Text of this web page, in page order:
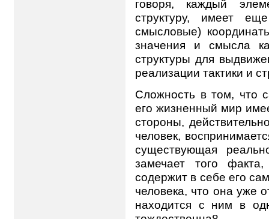
говоря, каждый
структуру, имеет
смысловые)
значения и смысла
структуры для
реализации тактики и
Сложность в том, что
его жизненный мир
стороны,
человек,
существующая
замечает того
содержит в себе его
человека, что она уже
находится с ним в